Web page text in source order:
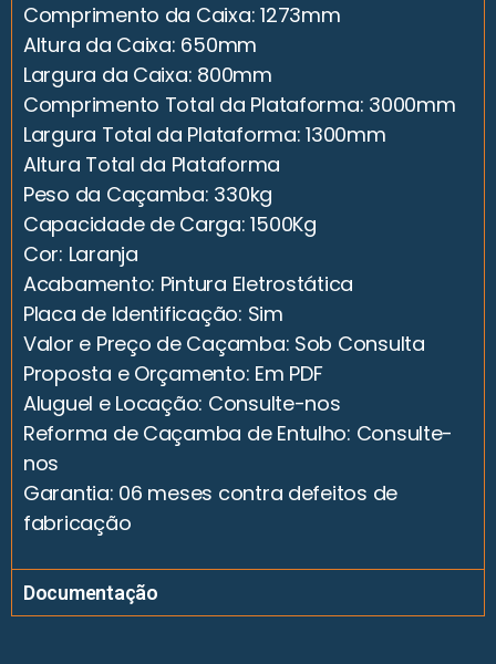
Comprimento da Caixa: 1273mm
Altura da Caixa: 650mm
Largura da Caixa: 800mm
Comprimento Total da Plataforma: 3000mm
Largura Total da Plataforma: 1300mm
Altura Total da Plataforma
Peso da Caçamba: 330kg
Capacidade de Carga: 1500Kg
Cor: Laranja
Acabamento: Pintura Eletrostática
Placa de Identificação: Sim
Valor e Preço de Caçamba: Sob Consulta
Proposta e Orçamento: Em PDF
Aluguel e Locação: Consulte-nos
Reforma de Caçamba de Entulho: Consulte-
nos
Garantia: 06 meses contra defeitos de
fabricação
Documentação